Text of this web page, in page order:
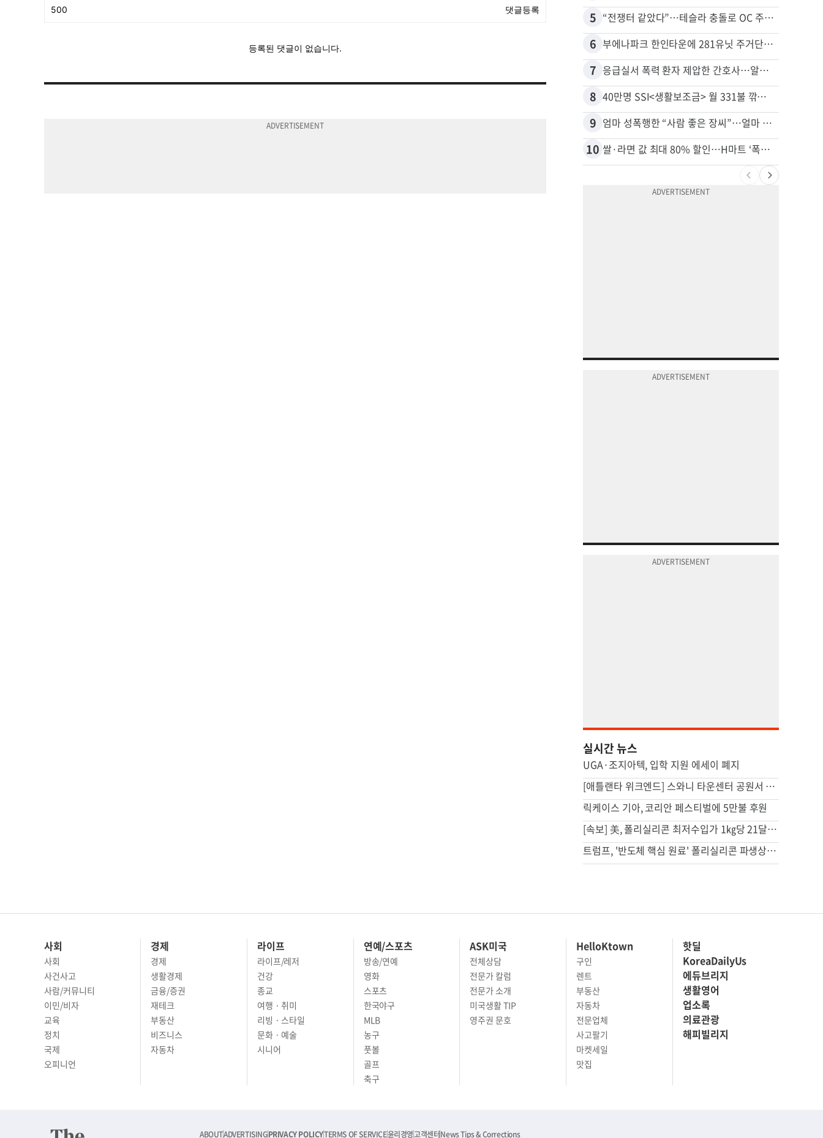
5 “전쟁터 같았다”…테슬라 충돌로 OC 주택 4채 파손
6 부에나파크 한인타운에 281유닛 주거단지 들어선다
7 응급실서 폭력 환자 제압한 간호사…알고 보니
8 40만명 SSI<생활보조금> 월 331불 깎이나
9 엄마 성폭행한 “사람 좋은 장씨”…얼마 뒤 딸 배도 불러왔다
10 쌀·라면 값 최대 80% 할인…H마트 ‘폭탄 세일’
실시간 뉴스
UGA·조지아텍, 입학 지원 에세이 폐지
[애틀랜타 위크엔드] 스와니 타운센터 공원서 라이브 콘서트
릭케이스 기아, 코리안 페스티벌에 5만불 후원
[속보] 美, 폴리실리콘 최저수입가 1㎏당 21달러로…'덤핑 방지' 조치
트럼프, '반도체 핵심 원료' 폴리실리콘 파생상품에 15% 관세
사회
사회
사건사고
사람/커뮤니티
이민/비자
교육
정치
국제
오피니언
경제
경제
생활경제
금융/증권
재테크
부동산
비즈니스
자동차
라이프
라이프/레저
건강
종교
여행 · 취미
리빙 · 스타일
문화 · 예술
시니어
연예/스포츠
방송/연예
영화
스포츠
한국야구
MLB
농구
풋볼
골프
축구
ASK미국
전체상담
전문가 칼럼
전문가 소개
미국생활 TIP
영주권 문호
HelloKtown
구인
렌트
부동산
자동차
전문업체
사고팔기
마켓세일
맛집
핫딜
KoreaDailyUs
에듀브리지
생활영어
업소록
의료관광
해피빌리지
ABOUTADVERTISINGPRIVACY POLICYTERMS OF SERVICE윤리경영고객센터News Tips & Corrections